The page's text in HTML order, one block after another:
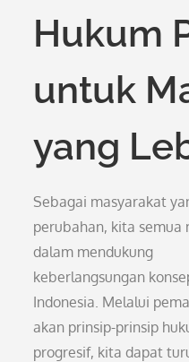
Hukum
untuk
yang
Sebagai masyarakat
perubahan, kita
dalam mendukung
keberlangsungan
Indonesia. Melalui
akan prinsip-prinsip
progresif, kita dapat